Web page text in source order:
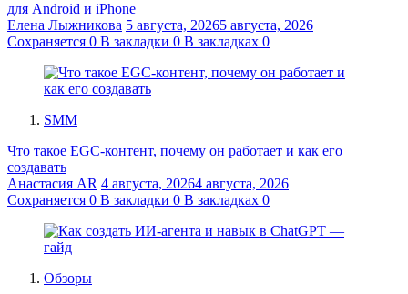
для Android и iPhone
Елена Лыжникова 5 августа, 20265 августа, 2026
Сохраняется 0 В закладки 0 В закладках 0
SMM
Что такое EGC-контент, почему он работает и как его
создавать
Анастасия AR 4 августа, 20264 августа, 2026
Сохраняется 0 В закладки 0 В закладках 0
Обзоры